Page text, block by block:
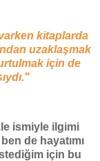
kitaplarda
uzaklaşmak
için de
ismiyle ilgimi
de hayatımı
için bu